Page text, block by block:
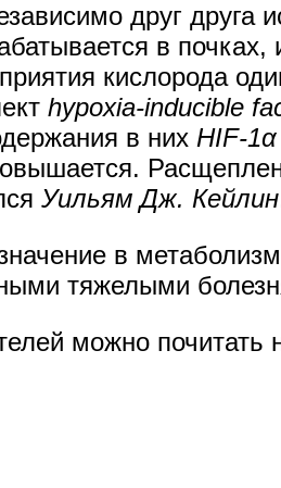
друг друга
в почках,
кислорода
hypoxia-inducible
в них HIF-1α
Уильям Дж. Кейлин
в
тяжелыми
можно